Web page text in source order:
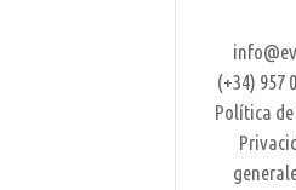
(+34) 957
Política